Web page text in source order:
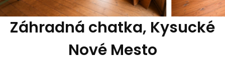
Záhradná chatka, Kysucké
Nové Mesto